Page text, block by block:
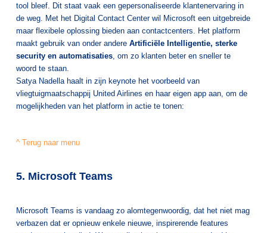
tool bleef. Dit staat vaak een gepersonaliseerde klantenervaring in
de weg. Met het Digital Contact Center wil Microsoft een uitgebreide
maar flexibele oplossing bieden aan contactcenters. Het platform
maakt gebruik van onder andere Artificiële Intelligentie, sterke
security en automatisaties, om zo klanten beter en sneller te
woord te staan.
Satya Nadella haalt in zijn keynote het voorbeeld van
vliegtuigmaatschappij United Airlines en haar eigen app aan, om de
mogelijkheden van het platform in actie te tonen:
^ Terug naar menu
5. Microsoft Teams
Microsoft Teams is vandaag zo alomtegenwoordig, dat het niet mag
verbazen dat er opnieuw enkele nieuwe, inspirerende features